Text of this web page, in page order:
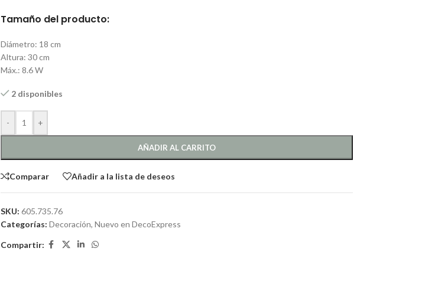
Tamaño del producto:
Diámetro: 18 cm
Altura: 30 cm
Máx.: 8.6 W
2 disponibles
- +
AÑADIR AL CARRITO
Comparar Añadir a la lista de deseos
SKU: 605.735.76
Categorías: Decoración, Nuevo en DecoExpress
Compartir: